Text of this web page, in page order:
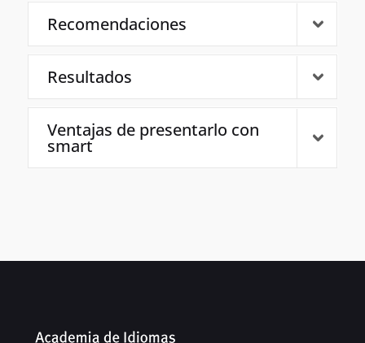
Recomendaciones
Resultados
Ventajas de presentarlo con
smart